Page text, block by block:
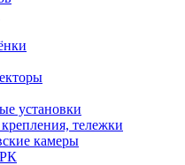
установки
тележки
камеры